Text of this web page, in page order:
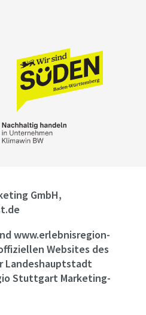
GmbH,
www.erlebnisregion-
Websites des
Landeshauptstadt
Stuttgart Marketing-